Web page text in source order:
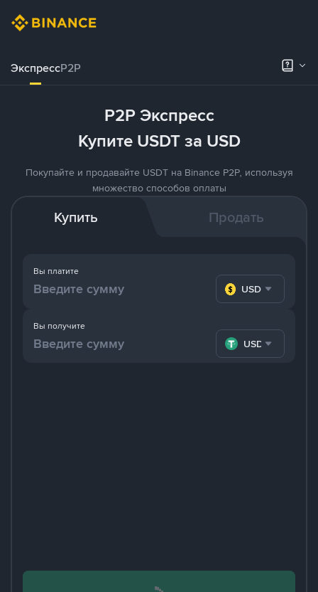
ЭкспрессP2P
P2P Экспресс
Купите USDT за USD
Покупайте и продавайте USDT на Binance P2P, используя
множество способов оплаты
Купить Продать
Вы платите
USD
Вы получите
USDT